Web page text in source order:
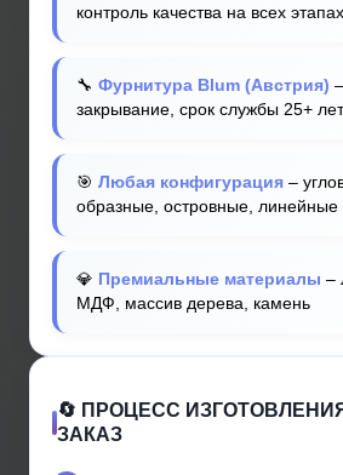
контроль качества на всех этапах
🔧 Фурнитура Blum (Австрия)
закрывание, срок службы 25+ лет
🎯 Любая конфигурация –
образные, островные, линейные
💎 Премиальные материалы –
МДФ, массив дерева, камень
🔄 ПРОЦЕСС
ЗАКАЗ